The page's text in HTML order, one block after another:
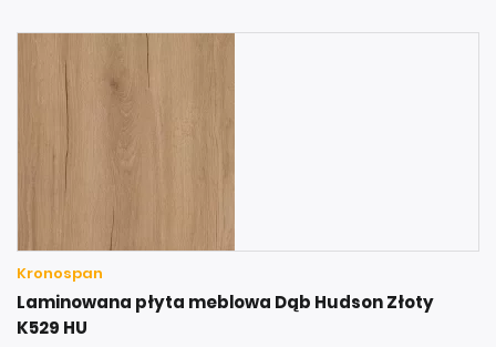
Kronospan
Laminowana płyta meblowa Dąb Hudson Złoty
K529 HU